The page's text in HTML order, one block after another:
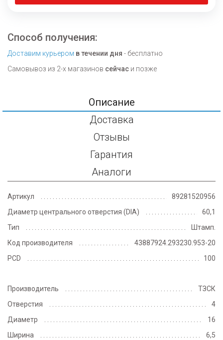
Способ получения:
Доставим курьером в течении дня - бесплатно
Самовывоз из 2-х магазинов сейчас и позже
Описание
Доставка
Отзывы
Гарантия
Аналоги
Артикул
89281520956
Диаметр центрального отверстия (DIA)
60,1
Тип
Штамп.
Код производителя
43887924.293230.953-20
PCD
100
Производитель
ТЗСК
Отверстия
4
Диаметр
16
Ширина
6,5